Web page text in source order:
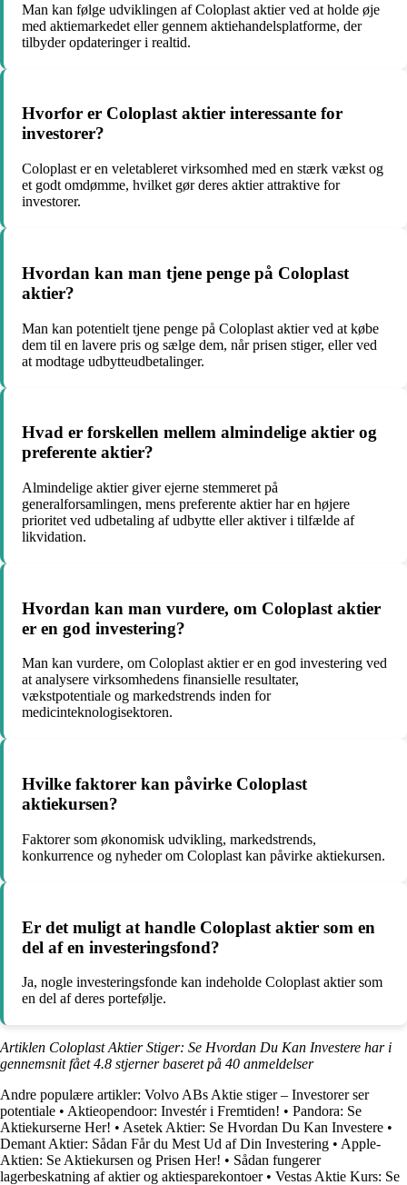
Man kan følge udviklingen af Coloplast aktier ved at holde øje
med aktiemarkedet eller gennem aktiehandelsplatforme, der
tilbyder opdateringer i realtid.
Hvorfor er Coloplast aktier interessante for
investorer?
Coloplast er en veletableret virksomhed med en stærk vækst og
et godt omdømme, hvilket gør deres aktier attraktive for
investorer.
Hvordan kan man tjene penge på Coloplast
aktier?
Man kan potentielt tjene penge på Coloplast aktier ved at købe
dem til en lavere pris og sælge dem, når prisen stiger, eller ved
at modtage udbytteudbetalinger.
Hvad er forskellen mellem almindelige aktier og
preferente aktier?
Almindelige aktier giver ejerne stemmeret på
generalforsamlingen, mens preferente aktier har en højere
prioritet ved udbetaling af udbytte eller aktiver i tilfælde af
likvidation.
Hvordan kan man vurdere, om Coloplast aktier
er en god investering?
Man kan vurdere, om Coloplast aktier er en god investering ved
at analysere virksomhedens finansielle resultater,
vækstpotentiale og markedstrends inden for
medicinteknologisektoren.
Hvilke faktorer kan påvirke Coloplast
aktiekursen?
Faktorer som økonomisk udvikling, markedstrends,
konkurrence og nyheder om Coloplast kan påvirke aktiekursen.
Er det muligt at handle Coloplast aktier som en
del af en investeringsfond?
Ja, nogle investeringsfonde kan indeholde Coloplast aktier som
en del af deres portefølje.
Artiklen Coloplast Aktier Stiger: Se Hvordan Du Kan Investere har i
gennemsnit fået4.8 stjerner baseret på 40 anmeldelser
Andre populære artikler: Volvo ABs Aktie stiger – Investorer ser
potentiale • Aktieopendoor: Investér i Fremtiden! • Pandora: Se
Aktiekurserne Her! • Asetek Aktier: Se Hvordan Du Kan Investere •
Demant Aktier: Sådan Får du Mest Ud af Din Investering • Apple-
Aktien: Se Aktiekursen og Prisen Her! • Sådan fungerer
lagerbeskatning af aktier og aktiesparekontoer• Vestas Aktie Kurs: Se